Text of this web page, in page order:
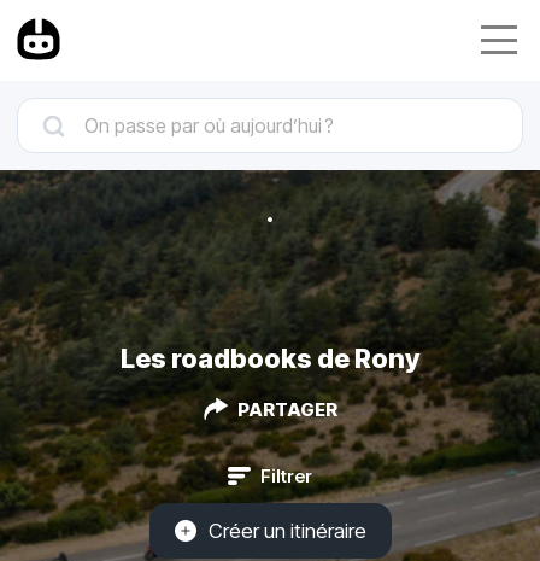
Les roadbooks de Rony
PARTAGER
Filtrer
Créer un itinéraire